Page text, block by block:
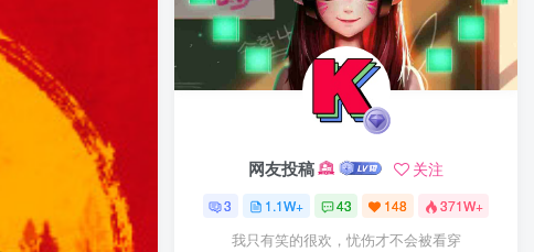
网友投稿 关注
3 1.1W+ 43 148 371W+
我只有笑的很欢，忧伤才不会被看穿